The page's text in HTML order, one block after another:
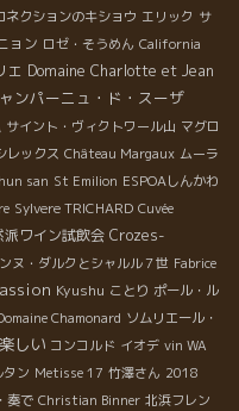
ネクションのキショウ エリック サ
ョン ロゼ・そうめん California
エ Domaine Charlotte et Jean
ンパーニュ・ド・スーザ
サイント・ヴィクトワール山 マグロ
レックス Château Margaux ムーラ
san St Emilion ESPOAしんかわ
Sylvere TRICHARD Cuvée
派ワイン試飲会 Crozes-
ヌ・ダルクとシャルル７世 Fabrice
Kyushu ことり ポール・ル
Chamonard ソムリエール・
楽しい コンコルド イオデ vin WA
ン Metisse 17 竹澤さん 2018
奏で Christian Binner 北浜フレン